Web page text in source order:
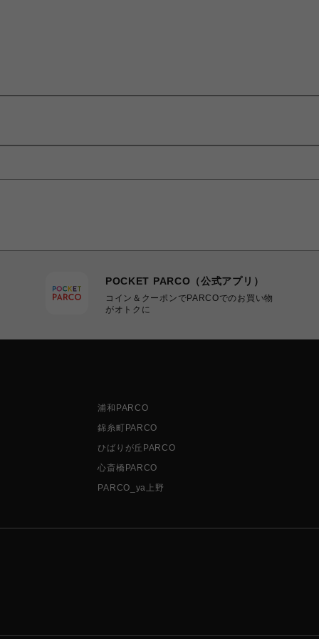
POCKET PARCO（公式アプリ）
コイン＆クーポンでPARCOでのお買い物
がオトクに
浦和PARCO
錦糸町PARCO
ひばりが丘PARCO
心斎橋PARCO
PARCO_ya上野